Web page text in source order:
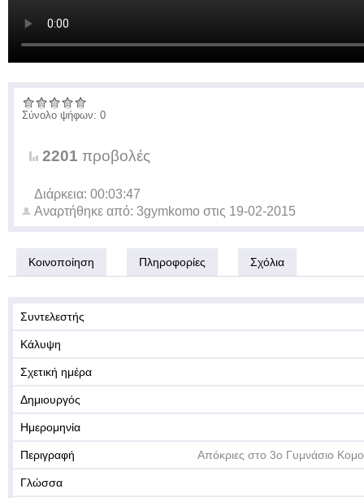
Σύνολο ψήφων: 0
2201 προβολές
Διάρκεια: 00:03:47
Αναρτήθηκε από: 3gymkomo στις 19-02-2015
Κοινοποίηση Πληροφορίες Σχόλια
Συντελεστής
Κάλυψη
Σχετική ημέρα
Δημιουργός
Ημερομηνία
Περιγραφή Απόκριες στο 3ο Γυμνάσιο
Γλώσσα